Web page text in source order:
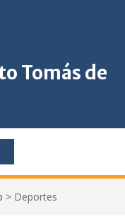
Tomás de
> Deportes